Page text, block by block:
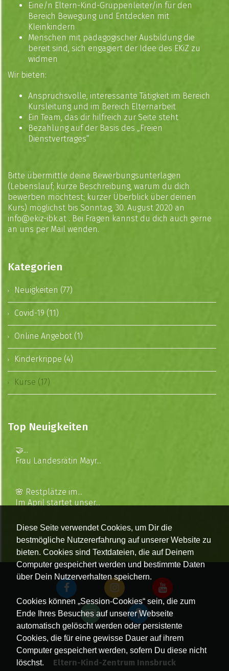
Diese Seite verwendet Cookies, um Dir die
bestmögliche Nutzererfahrung auf unserer Website zu
bieten. Cookies sind Textdateien, die auf Deinem
Computer gespeichert werden und bestimmte Daten
über Dein Nutzerverhalten speichern.
Cookies können „Session-Cookies“ sein, die zum
Ende Ihres Besuches auf unserer Webseite
automatisch gelöscht werden oder persistente
Cookies, die für eine gewisse Dauer auf ihrem
Computer gespeichert werden, sofern Du diese nicht
löschst.
Eine/n Eltern-Kind-Gruppenleiter/in für den
Bereich Bewegung und Entdecken mit
Kleinkindern
Menschen mit pädagogischer Ausbildung die
bereit sind, sich engagiert der Idee des EKiZ zu
widmen
Wir bieten:
Anspruchsvolle, interessante Tätigkeit im Bereich
Kursleitung und im Bereich Elternarbeit
Ein Team, das dir hilfreich zur Seite steht
Bezahlung auf der Basis des „Freien
Dienstvertrages“
Bitte übermittle deine Bewerbungsunterlagen
(Lebenslauf; kurze Beschreibung, warum du dich
bewerben möchtest; kurzer Überblick über deinen
Kurs) möglichst bis Sonntag, 30. August 2020 an
info@ekiz-ibk.at . Bei Fragen kannst du dich auch gerne
an uns per Mail wenden.
Kategorien
Neuigkeiten (77)
Covid-19 (11)
Online Angebot (1)
Kinderkrippe (4)
Kurse (17)
Top Neuigkeiten
🤝...
Frau Landesrätin Mayr...
🌸 Restplätze im...
Im April startet unser...
Eltern-Kind-Zentrum Innsbruck